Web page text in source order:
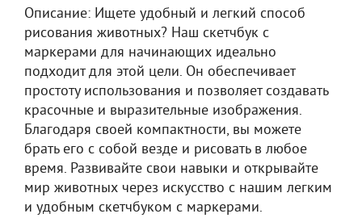
Описание: Ищете удобный и легкий способ
рисования животных? Наш скетчбук с
маркерами для начинающих идеально
подходит для этой цели. Он обеспечивает
простоту использования и позволяет создавать
красочные и выразительные изображения.
Благодаря своей компактности, вы можете
брать его с собой везде и рисовать в любое
время. Развивайте свои навыки и открывайте
мир животных через искусство с нашим легким
и удобным скетчбуком с маркерами.